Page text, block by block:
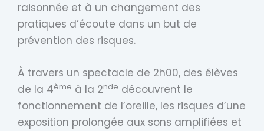
raisonnée et à un changement des
pratiques d’écoute dans un but de
prévention des risques.
À travers un spectacle de 2h00, des élèves
de la 4ème à la 2nde découvrent le
fonctionnement de l’oreille, les risques d’une
exposition prolongée aux sons amplifiées et